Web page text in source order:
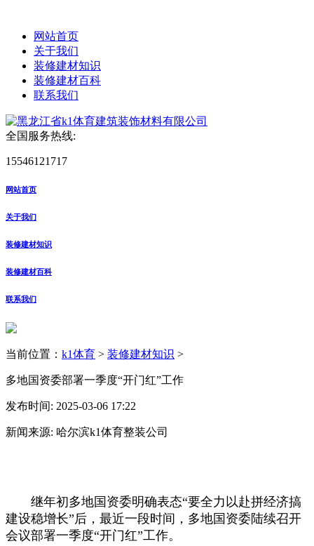
网站首页
关于我们
装修建材知识
装修建材百科
联系我们
全国服务热线:
15546121717
网站首页
关于我们
装修建材知识
装修建材百科
联系我们
当前位置： k1体育 > 装修建材知识 >
多地国资委部署一季度“开门红”工作
发布时间: 2025-03-06 17:22
新闻来源: 哈尔滨k1体育整装公司
继年初多地国资委明确表态“要全力以赴拼经济搞
建设稳增长”后，最近一段时间，多地国资委陆续召开
会议部署一季度“开门红”工作。